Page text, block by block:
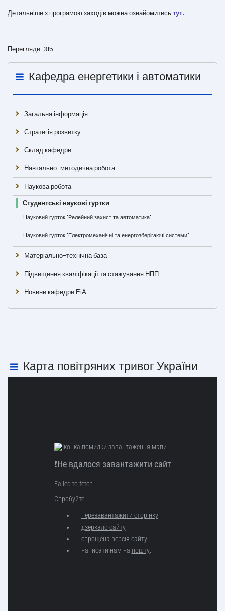
Детальніше з програмою заходів можна ознайомитисьтут.
Перегляди: 315
Кафедра енергетики і автоматики
Загальна інформація
Стратегія розвитку
Склад кафедри
Навчально-методична робота
Наукова робота
Студентські наукові гуртки
Науковий гурток "Релейний захист та автоматика"
Науковий гурток "Електромеханічні та енергозберігаючі системи"
Матеріально-технічна база
Підвищення кваліфікації та стажування НПП
Новини кафедри ЕіА
Карта повітряних тривог України